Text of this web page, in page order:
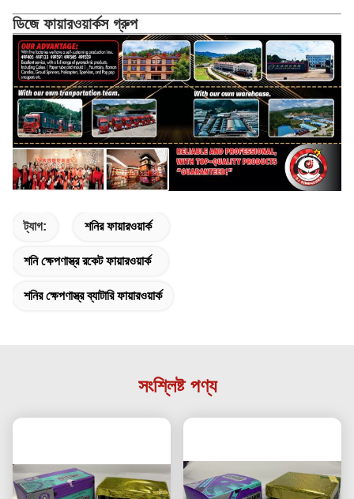
ডিজে ফায়ারওয়ার্কস গ্রুপ
ট্যাগ: শনির ফায়ারওয়ার্ক
শনি ক্ষেপণাস্ত্র রকেট ফায়ারওয়ার্ক
শনির ক্ষেপণাস্ত্র ব্যাটারি ফায়ারওয়ার্ক
সংশ্লিষ্ট পণ্য